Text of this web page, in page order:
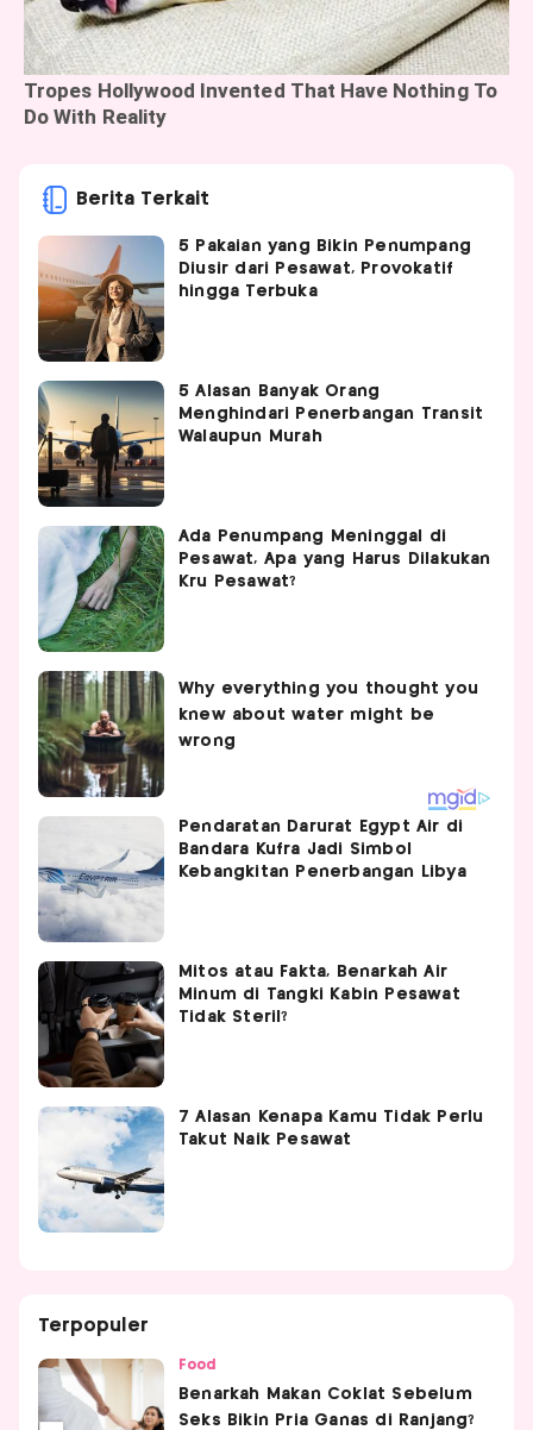
Berita Terkait
5 Pakaian yang Bikin Penumpang
Diusir dari Pesawat, Provokatif
hingga Terbuka
5 Alasan Banyak Orang
Menghindari Penerbangan Transit
Walaupun Murah
Ada Penumpang Meninggal di
Pesawat, Apa yang Harus Dilakukan
Kru Pesawat?
Pendaratan Darurat Egypt Air di
Bandara Kufra Jadi Simbol
Kebangkitan Penerbangan Libya
Mitos atau Fakta, Benarkah Air
Minum di Tangki Kabin Pesawat
Tidak Steril?
7 Alasan Kenapa Kamu Tidak Perlu
Takut Naik Pesawat
Terpopuler
Food
Benarkah Makan Coklat Sebelum
Seks Bikin Pria Ganas di Ranjang?